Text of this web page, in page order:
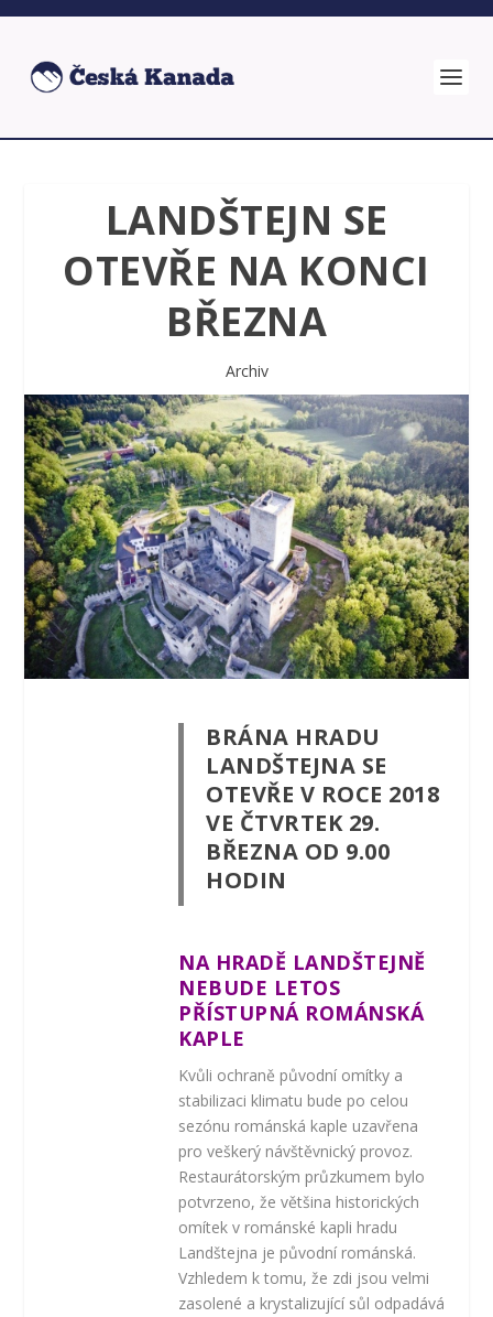
LANDŠTEJN SE
OTEVŘE NA KONCI
BŘEZNA
Archiv
BRÁNA HRADU
LANDŠTEJNA SE
OTEVŘE V ROCE 2018
VE ČTVRTEK 29.
BŘEZNA OD 9.00
HODIN
NA HRADĚ LANDŠTEJNĚ
NEBUDE LETOS
PŘÍSTUPNÁ ROMÁNSKÁ
KAPLE
Kvůli ochraně původní omítky a
stabilizaci klimatu bude po celou
sezónu románská kaple uzavřena
pro veškerý návštěvnický provoz.
Restaurátorským průzkumem bylo
potvrzeno, že většina historických
omítek v románské kapli hradu
Landštejna je původní románská.
Vzhledem k tomu, že zdi jsou velmi
zasolené a krystalizující sůl odpadává